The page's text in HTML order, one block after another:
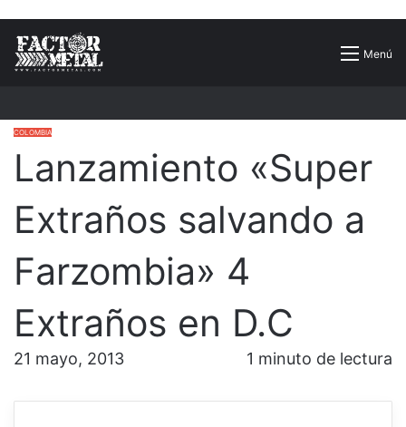
Menú
Buscar
COLOMBIA
Lanzamiento «Super
Extraños salvando a
Farzombia» 4
Extraños en D.C
21 mayo, 2013 1 minuto de lectura